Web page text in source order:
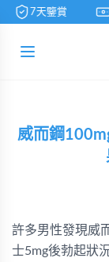
7天鑒賞
威而鋼
許多男性發現威
士5mg後勃起狀